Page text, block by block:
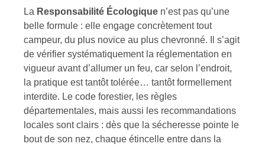
La Responsabilité Écologique n’est pas qu’une
belle formule : elle engage concrètement tout
campeur, du plus novice au plus chevronné. Il s’agit
de vérifier systématiquement la réglementation en
vigueur avant d’allumer un feu, car selon l’endroit,
la pratique est tantôt tolérée… tantôt formellement
interdite. Le code forestier, les règles
départementales, mais aussi les recommandations
locales sont clairs : dès que la sécheresse pointe le
bout de son nez, chaque étincelle entre dans la